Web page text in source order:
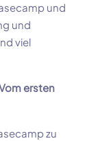
und
und
viel
ersten
zu